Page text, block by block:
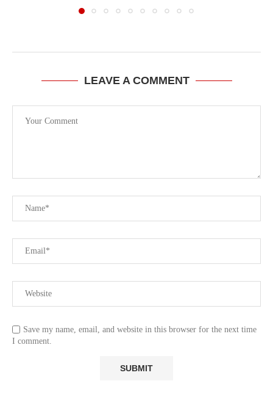
LEAVE A COMMENT
Save my name, email, and website in this browser for the next time
I comment.